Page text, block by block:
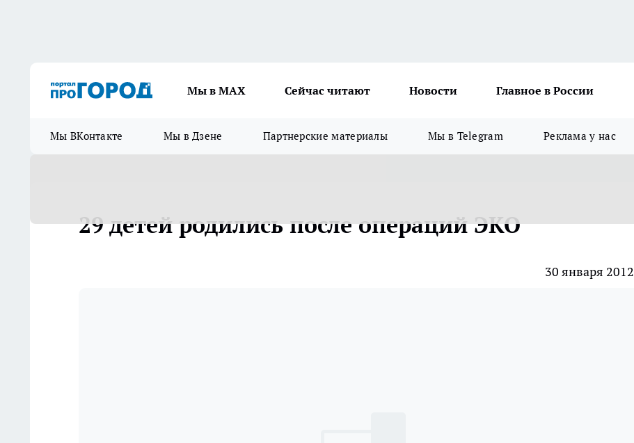
Мы в МАХ Сейчас читают Новости Главное в России
Мы ВКонтакте Мы в Дзене Партнерские материалы Мы в Telegram Реклама у нас
29 детей родились после операций ЭКО
30 января 2012